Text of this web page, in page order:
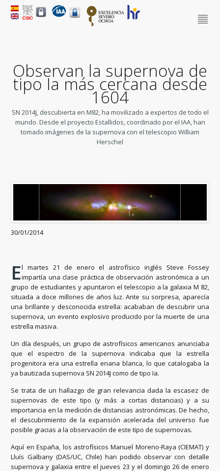
Observan la supernova de
tipo Ia más cercana desde
1604
SN 2014J, descubierta en M82, ha movilizado a expertos de todo el
mundo. Desde el proyecto Estallidos, coordinado por el IAA, han
tomado imágenes de la supernova con el telescopio William
Herschel
30/01/2014
El martes 21 de enero el astrofísico inglés Steve Fossey
impartía una clase práctica de observación astronómica a un
grupo de estudiantes y apuntaron el telescopio a la galaxia M 82,
situada a doce millones de años luz. Ante su sorpresa, aparecía
una brillante y desconocida estrella: acababan de descubrir una
supernova, un evento explosivo producido por la muerte de una
estrella masiva.
Un día después, un grupo de astrofísicos americanos anunciaba
que el espectro de la supernova indicaba que la estrella
progenitora era una estrella enana blanca, lo que catalogaba la
ya bautizada supernova SN 2014J como de tipo Ia.
Se trata de un hallazgo de gran relevancia dada la escasez de
supernovas de este tipo (y más a cortas distancias) y a su
importancia en la medición de distancias astronómicas. De hecho,
el descubrimiento de la expansión acelerada del universo fue
posible gracias a la observación de este tipo de supernovas.
Aquí en España, los astrofísicos Manuel Moreno-Raya (CIEMAT) y
Lluís Galbany (DAS/UC, Chile) han podido observar con detalle
supernova y galaxia entre el jueves 23 y el domingo 26 de enero